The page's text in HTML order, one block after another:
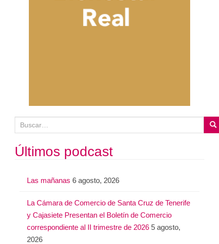
u
s
c
Últimos podcast
Las mañanas 6 agosto, 2026
La Cámara de Comercio de Santa Cruz de Tenerife
y Cajasiete Presentan el Boletín de Comercio
correspondiente al II trimestre de 2026 5 agosto,
2026